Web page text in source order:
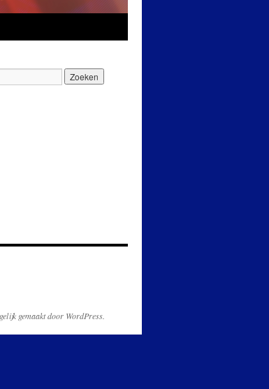
gemaakt door WordPress.